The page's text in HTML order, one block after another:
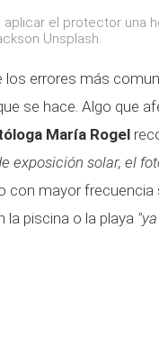
aplicar el protector una
Unsplash.
los errores más
se hace. Algo que
María Rogel
exposición solar, el
con mayor
la piscina o la playa